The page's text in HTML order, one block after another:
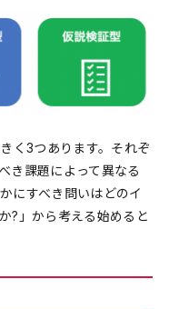
く3つあります。それぞ
き課題によって異なる
にすべき問いはどのイ
?」から考える始めると